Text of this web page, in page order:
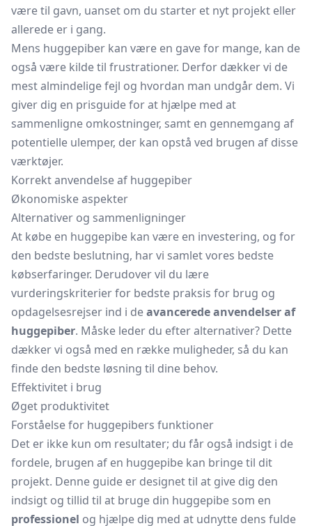
være til gavn, uanset om du starter et nyt projekt eller
allerede er i gang.
Mens huggepiber kan være en gave for mange, kan de
også være kilde til frustrationer. Derfor dækker vi de
mest almindelige fejl og hvordan man undgår dem. Vi
giver dig en prisguide for at hjælpe med at
sammenligne omkostninger, samt en gennemgang af
potentielle ulemper, der kan opstå ved brugen af disse
værktøjer.
Korrekt anvendelse af huggepiber
Økonomiske aspekter
Alternativer og sammenligninger
At købe en huggepibe kan være en investering, og for
den bedste beslutning, har vi samlet vores bedste
købserfaringer. Derudover vil du lære
vurderingskriterier for bedste praksis for brug og
opdagelsesrejser ind i deavancerede anvendelser af
huggepiber. Måske leder du efter alternativer? Dette
dækker vi også med en række muligheder, så du kan
finde den bedste løsning til dine behov.
Effektivitet i brug
Øget produktivitet
Forståelse for huggepibers funktioner
Det er ikke kun om resultater; du får også indsigt i de
fordele, brugen af en huggepibe kan bringe til dit
projekt. Denne guide er designet til at give dig den
indsigt og tillid til at bruge din huggepibe som en
professionel og hjælpe dig med at udnytte dens fulde